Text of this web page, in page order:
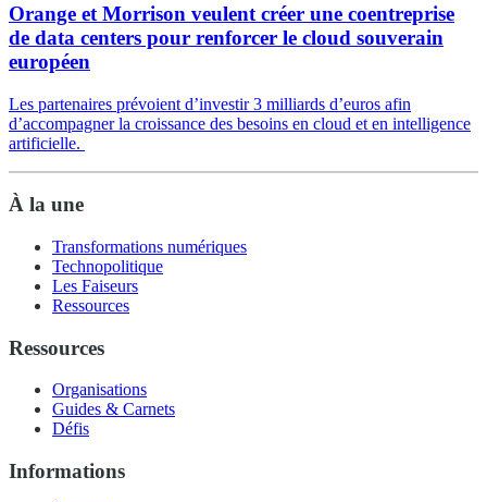
Orange et Morrison veulent créer une coentreprise
de data centers pour renforcer le cloud souverain
européen
Les partenaires prévoient d’investir 3 milliards d’euros afin
d’accompagner la croissance des besoins en cloud et en intelligence
artificielle.
À la une
Transformations numériques
Technopolitique
Les Faiseurs
Ressources
Ressources
Organisations
Guides & Carnets
Défis
Informations